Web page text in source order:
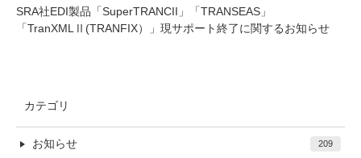
SRA社EDI製品「SuperTRANCII」「TRANSEAS」
「TranXMLⅡ(TRANFIX）」現サポート終了に関するお知らせ
カテゴリ
お知らせ 209